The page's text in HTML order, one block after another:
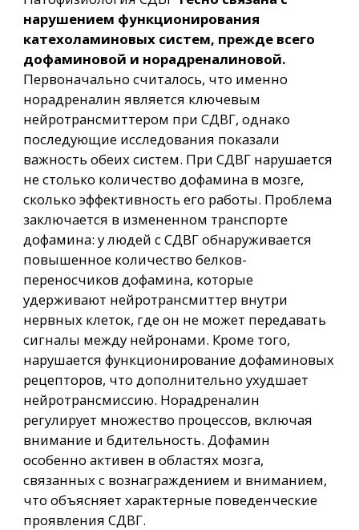
нарушением функционирования
катехоламиновых систем, прежде всего
дофаминовой и норадреналиновой.
Первоначально считалось, что именно
норадреналин является ключевым
нейротрансмиттером при СДВГ, однако
последующие исследования показали
важность обеих систем. При СДВГ нарушается
не столько количество дофамина в мозге,
сколько эффективность его работы. Проблема
заключается в измененном транспорте
дофамина: у людей с СДВГ обнаруживается
повышенное количество белков-
переносчиков дофамина, которые
удерживают нейротрансмиттер внутри
нервных клеток, где он не может передавать
сигналы между нейронами. Кроме того,
нарушается функционирование дофаминовых
рецепторов, что дополнительно ухудшает
нейротрансмиссию. Норадреналин
регулирует множество процессов, включая
внимание и бдительность. Дофамин
особенно активен в областях мозга,
связанных с вознаграждением и вниманием,
что объясняет характерные поведенческие
проявления СДВГ.